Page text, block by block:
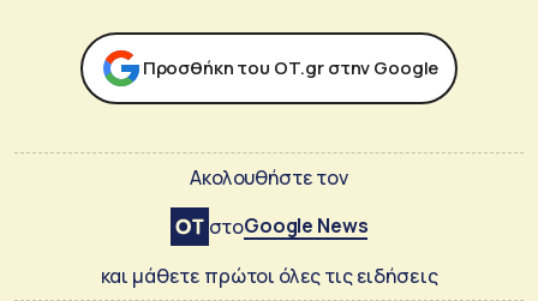
Προσθήκη του ΟΤ.gr στην Google
Ακολουθήστε τον
στοGoogle News
και μάθετε πρώτοι όλες τις ειδήσεις